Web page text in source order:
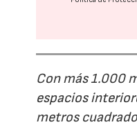
Con más 1.000
espacios
metros